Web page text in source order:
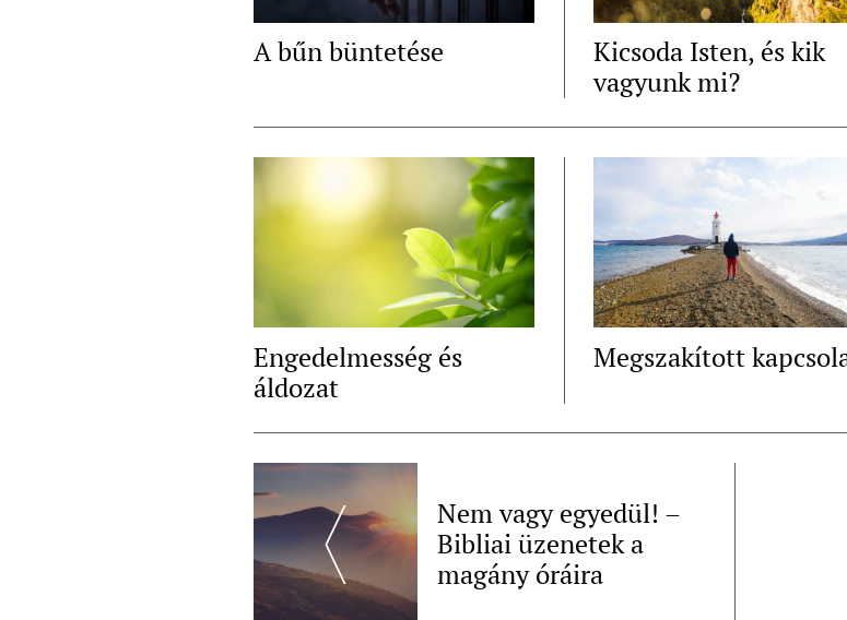
A bűn büntetése
Kicsoda Isten, és kik
vagyunk mi?
Engedelmesség és
áldozat
Megszakított
Post
NavigationNem vagy egyedül! –
Bibliai üzenetek a
magány óráira